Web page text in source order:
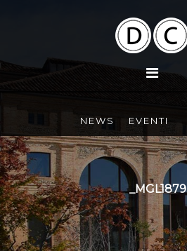
NEWS EVENTI
_MGL1879